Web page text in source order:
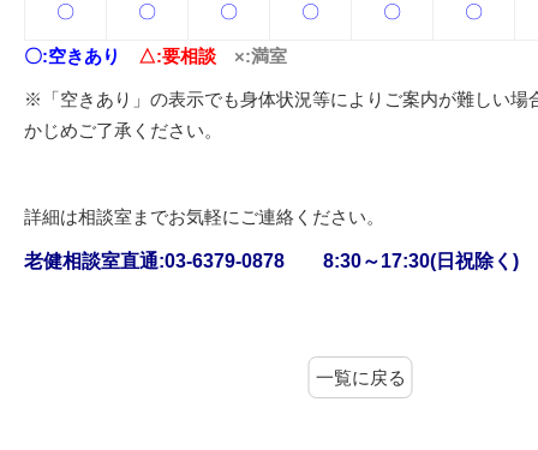
〇 〇 〇 〇 〇 〇
〇:空きあり △:要相談 ×:満室
※「空きあり」の表示でも身体状況等によりご案内が難しい場
かじめご了承ください。
詳細は相談室までお気軽にご連絡ください。
老健相談室直通:03-6379-0878 8:30～17:30(日祝除く)
一覧に戻る